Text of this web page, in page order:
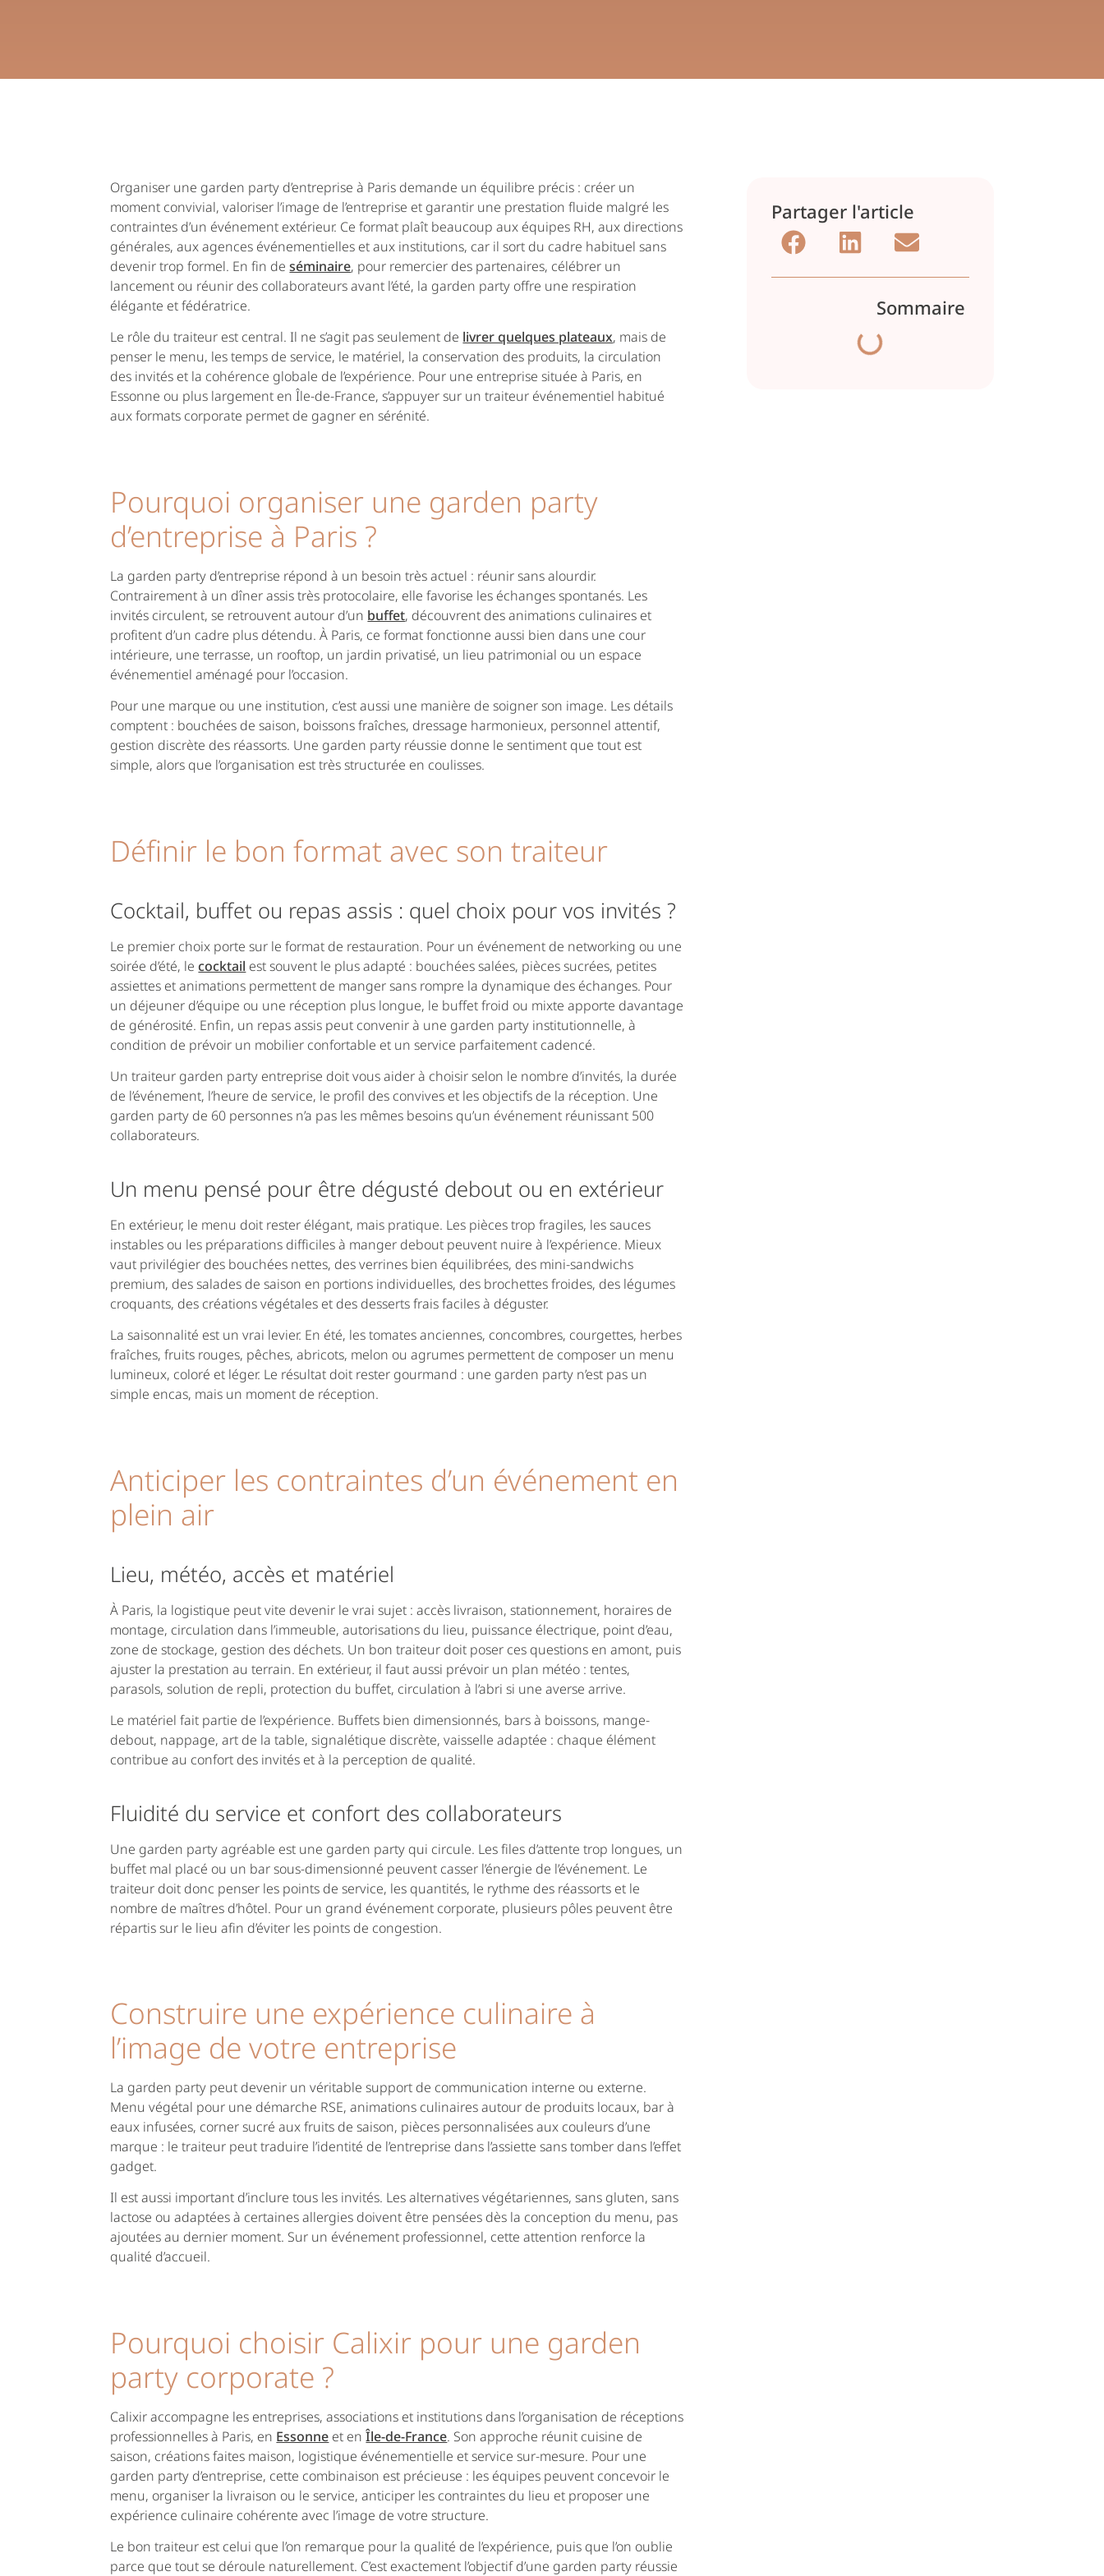
Organiser une garden party d’entreprise à Paris demande un équilibre précis : créer un
moment convivial, valoriser l’image de l’entreprise et garantir une prestation fluide malgré les
contraintes d’un événement extérieur. Ce format plaît beaucoup aux équipes RH, aux directions
générales, aux agences événementielles et aux institutions, car il sort du cadre habituel sans
devenir trop formel. En fin deséminaire, pour remercier des partenaires, célébrer un
lancement ou réunir des collaborateurs avant l’été, la garden party offre une respiration
élégante et fédératrice.
Le rôle du traiteur est central. Il ne s’agit pas seulement de livrer quelques plateaux, mais de
penser le menu, les temps de service, le matériel, la conservation des produits, la circulation
des invités et la cohérence globale de l’expérience. Pour une entreprise située à Paris, en
Essonne ou plus largement en Île-de-France, s’appuyer sur un traiteur événementiel habitué
aux formats corporate permet de gagner en sérénité.
Pourquoi organiser une garden party
d’entreprise à Paris ?
La garden party d’entreprise répond à un besoin très actuel : réunir sans alourdir.
Contrairement à un dîner assis très protocolaire, elle favorise les échanges spontanés. Les
invités circulent, se retrouvent autour d’un buffet, découvrent des animations culinaires et
profitent d’un cadre plus détendu. À Paris, ce format fonctionne aussi bien dans une cour
intérieure, une terrasse, un rooftop, un jardin privatisé, un lieu patrimonial ou un espace
événementiel aménagé pour l’occasion.
Pour une marque ou une institution, c’est aussi une manière de soigner son image. Les détails
comptent : bouchées de saison, boissons fraîches, dressage harmonieux, personnel attentif,
gestion discrète des réassorts. Une garden party réussie donne le sentiment que tout est
simple, alors que l’organisation est très structurée en coulisses.
Définir le bon format avec son traiteur
Cocktail, buffet ou repas assis : quel choix pour vos invités ?
Le premier choix porte sur le format de restauration. Pour un événement de networking ou une
soirée d’été, lecocktail est souvent le plus adapté : bouchées salées, pièces sucrées, petites
assiettes et animations permettent de manger sans rompre la dynamique des échanges. Pour
un déjeuner d’équipe ou une réception plus longue, le buffet froid ou mixte apporte davantage
de générosité. Enfin, un repas assis peut convenir à une garden party institutionnelle, à
condition de prévoir un mobilier confortable et un service parfaitement cadencé.
Un traiteur garden party entreprise doit vous aider à choisir selon le nombre d’invités, la durée
de l’événement, l’heure de service, le profil des convives et les objectifs de la réception. Une
garden party de 60 personnes n’a pas les mêmes besoins qu’un événement réunissant 500
collaborateurs.
Un menu pensé pour être dégusté debout ou en extérieur
En extérieur, le menu doit rester élégant, mais pratique. Les pièces trop fragiles, les sauces
instables ou les préparations difficiles à manger debout peuvent nuire à l’expérience. Mieux
vaut privilégier des bouchées nettes, des verrines bien équilibrées, des mini-sandwichs
premium, des salades de saison en portions individuelles, des brochettes froides, des légumes
croquants, des créations végétales et des desserts frais faciles à déguster.
La saisonnalité est un vrai levier. En été, les tomates anciennes, concombres, courgettes, herbes
fraîches, fruits rouges, pêches, abricots, melon ou agrumes permettent de composer un menu
lumineux, coloré et léger. Le résultat doit rester gourmand : une garden party n’est pas un
simple encas, mais un moment de réception.
Anticiper les contraintes d’un événement en
plein air
Lieu, météo, accès et matériel
À Paris, la logistique peut vite devenir le vrai sujet : accès livraison, stationnement, horaires de
montage, circulation dans l’immeuble, autorisations du lieu, puissance électrique, point d’eau,
zone de stockage, gestion des déchets. Un bon traiteur doit poser ces questions en amont, puis
ajuster la prestation au terrain. En extérieur, il faut aussi prévoir un plan météo : tentes,
parasols, solution de repli, protection du buffet, circulation à l’abri si une averse arrive.
Le matériel fait partie de l’expérience. Buffets bien dimensionnés, bars à boissons, mange-
debout, nappage, art de la table, signalétique discrète, vaisselle adaptée : chaque élément
contribue au confort des invités et à la perception de qualité.
Fluidité du service et confort des collaborateurs
Une garden party agréable est une garden party qui circule. Les files d’attente trop longues, un
buffet mal placé ou un bar sous-dimensionné peuvent casser l’énergie de l’événement. Le
traiteur doit donc penser les points de service, les quantités, le rythme des réassorts et le
nombre de maîtres d’hôtel. Pour un grand événement corporate, plusieurs pôles peuvent être
répartis sur le lieu afin d’éviter les points de congestion.
Construire une expérience culinaire à
l’image de votre entreprise
La garden party peut devenir un véritable support de communication interne ou externe.
Menu végétal pour une démarche RSE, animations culinaires autour de produits locaux, bar à
eaux infusées, corner sucré aux fruits de saison, pièces personnalisées aux couleurs d’une
marque : le traiteur peut traduire l’identité de l’entreprise dans l’assiette sans tomber dans l’effet
gadget.
Il est aussi important d’inclure tous les invités. Les alternatives végétariennes, sans gluten, sans
lactose ou adaptées à certaines allergies doivent être pensées dès la conception du menu, pas
ajoutées au dernier moment. Sur un événement professionnel, cette attention renforce la
qualité d’accueil.
Pourquoi choisir Calixir pour une garden
party corporate ?
Calixir accompagne les entreprises, associations et institutions dans l’organisation de réceptions
professionnelles à Paris, en Essonne et enÎle-de-France. Son approche réunit cuisine de
saison, créations faites maison, logistique événementielle et service sur-mesure. Pour une
garden party d’entreprise, cette combinaison est précieuse : les équipes peuvent concevoir le
menu, organiser la livraison ou le service, anticiper les contraintes du lieu et proposer une
expérience culinaire cohérente avec l’image de votre structure.
Le bon traiteur est celui que l’on remarque pour la qualité de l’expérience, puis que l’on oublie
parce que tout se déroule naturellement. C’est exactement l’objectif d’une garden party réussie
Partager l'article
Sommaire